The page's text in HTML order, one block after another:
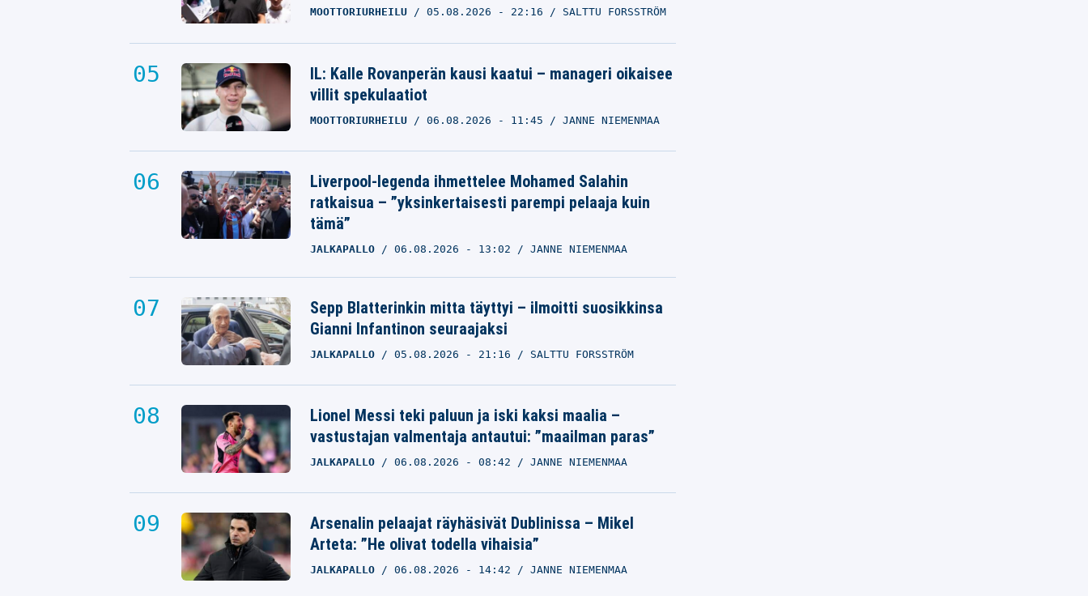
MOOTTORIURHEILU 05.08.2026 - 22:16 SALTTU FORSSTRÖM
IL: Kalle Rovanperän kausi kaatui – manageri oikaisee
villit spekulaatiot
MOOTTORIURHEILU 06.08.2026 - 11:45 JANNE NIEMENMAA
Liverpool-legenda ihmettelee Mohamed Salahin
ratkaisua – ”yksinkertaisesti parempi pelaaja kuin
tämä”
JALKAPALLO 06.08.2026 - 13:02 JANNE NIEMENMAA
Sepp Blatterinkin mitta täyttyi – ilmoitti suosikkinsa
Gianni Infantinon seuraajaksi
JALKAPALLO 05.08.2026 - 21:16 SALTTU FORSSTRÖM
Lionel Messi teki paluun ja iski kaksi maalia –
vastustajan valmentaja antautui: ”maailman paras”
JALKAPALLO 06.08.2026 - 08:42 JANNE NIEMENMAA
Arsenalin pelaajat räyhäsivät Dublinissa – Mikel
Arteta: ”He olivat todella vihaisia”
JALKAPALLO 06.08.2026 - 14:42 JANNE NIEMENMAA